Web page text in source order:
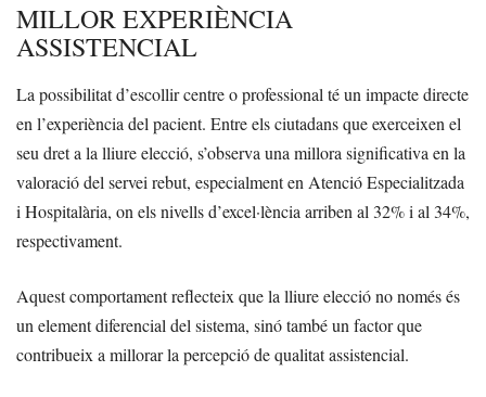
MILLOR EXPERIÈNCIA
ASSISTENCIAL
La possibilitat d’escollir centre o professional té un impacte directe
en l’experiència del pacient. Entre els ciutadans que exerceixen el
seu dret a la lliure elecció, s’observa una millora significativa en la
valoració del servei rebut, especialment en Atenció Especialitzada
i Hospitalària, on els nivells d’excel·lència arriben al 32% i al 34%,
respectivament.
Aquest comportament reflecteix que la lliure elecció no només és
un element diferencial del sistema, sinó també un factor que
contribueix a millorar la percepció de qualitat assistencial.